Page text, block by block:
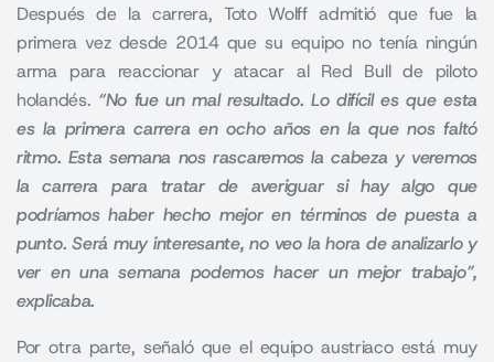
Después de la carrera, Toto Wolff admitió que fue la
primera vez desde 2014 que su equipo no tenía ningún
arma para reaccionar y atacar al Red Bull de piloto
holandés. “No fue un mal resultado. Lo difícil es que esta
es la primera carrera en ocho años en la que nos faltó
ritmo. Esta semana nos rascaremos la cabeza y veremos
la carrera para tratar de averiguar si hay algo que
podríamos haber hecho mejor en términos de puesta a
punto. Será muy interesante, no veo la hora de analizarlo y
ver en una semana podemos hacer un mejor trabajo”,
explicaba.
Por otra parte, señaló que el equipo austriaco está muy